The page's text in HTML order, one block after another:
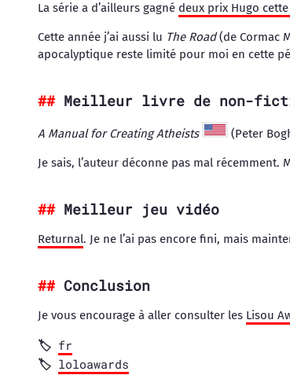
La série a d’ailleurs gagné deux prix Hugo
Cette année j’ai aussi lu The Road(de Cormac
apocalyptique reste limité pour moi en cette
Meilleur livre de non-
A Manual for Creating Atheists (Peter
Je sais, l’auteur déconne pas mal récemment.
Meilleur jeu vidéo
Returnal. Je ne l’ai pas encore fini, mais
Conclusion
Je vous encourage à aller consulter les Lisou
fr
loloawards